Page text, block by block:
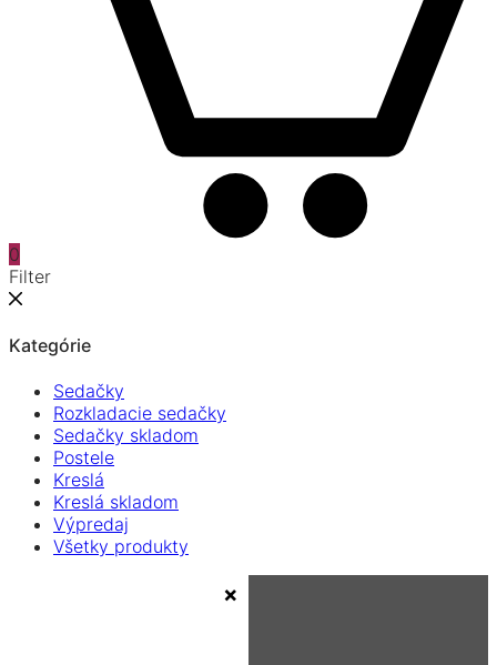
0
Filter
Kategórie
Sedačky
Rozkladacie sedačky
Sedačky skladom
Postele
Kreslá
Kreslá skladom
Výpredaj
Všetky produkty
×